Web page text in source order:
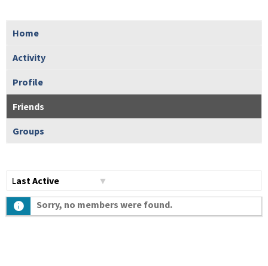
Home
Activity
Profile
Friends
Groups
Sorry, no members were found.